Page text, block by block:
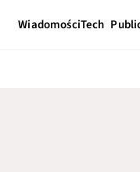
WiadomościTech